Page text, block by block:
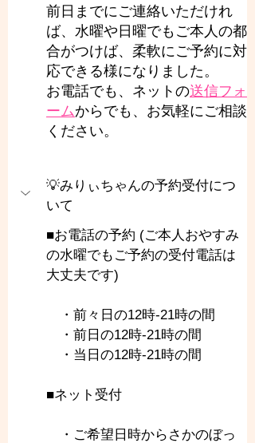
前日までにご連絡いただけれ
ば、水曜や日曜でもご本人の都
合がつけば、柔軟にご予約に対
応できる様になりました。
お電話でも、ネットの送信フォ
ームからでも、お気軽にご相談
ください。
💡みりぃちゃんの予約受付につ
いて
■お電話の予約 (ご本人おやすみ
の水曜でもご予約の受付電話は
大丈夫です)
・前々日の12時-21時の間
・前日の12時-21時の間
・当日の12時-21時の間
■ネット受付
・ご希望日時からさかのぼっ